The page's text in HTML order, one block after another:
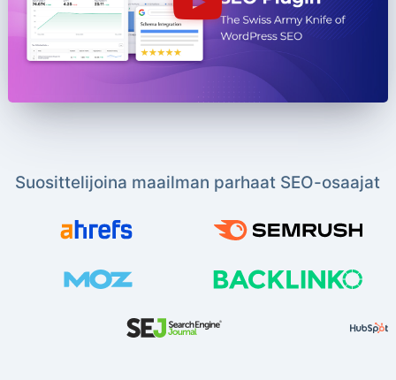
Suosittelijoina maailman parhaat SEO-osaajat